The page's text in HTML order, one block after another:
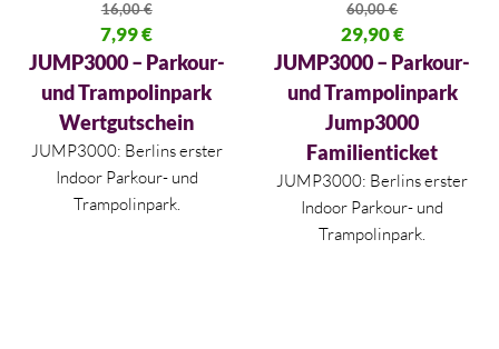
16,00€
Ursprünglicher Preis war: 16,00 €
7,99€
Aktueller Preis ist: 7,99 €.
JUMP3000 – Parkour-
und Trampolinpark
Wertgutschein
JUMP3000: Berlins erster
Indoor Parkour- und
Trampolinpark.
60,00€
Ursprünglicher Preis war:
29,90€
Aktueller Preis ist: 29,90 €.
JUMP3000 – Parkour-
und Trampolinpark
Jump3000
Familienticket
JUMP3000: Berlins erster
Indoor Parkour- und
Trampolinpark.